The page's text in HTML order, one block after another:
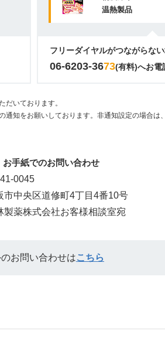
温熱製品
フリーダイヤルがつながらな
06-6203-3673(有料)へお電
いております。
知をお願いしております。非通知設定の場合は
お手紙でのお問い合わせ
0045
市中央区道修町4丁目4番10号
製薬株式会社お客様相談室宛
お問い合わせはこちら